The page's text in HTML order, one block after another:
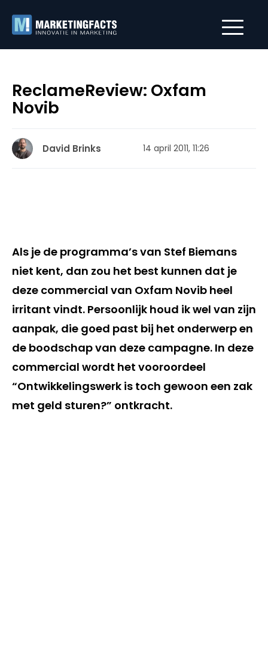
ReclameReview: Oxfam
Novib
David Brinks 14 april 2011, 11:26
Als je de programma’s van Stef Biemans
niet kent, dan zou het best kunnen dat je
deze commercial van Oxfam Novib heel
irritant vindt. Persoonlijk houd ik wel van zijn
aanpak, die goed past bij het onderwerp en
de boodschap van deze campagne. In deze
commercial wordt het vooroordeel
“Ontwikkelingswerk is toch gewoon een zak
met geld sturen?” ontkracht.